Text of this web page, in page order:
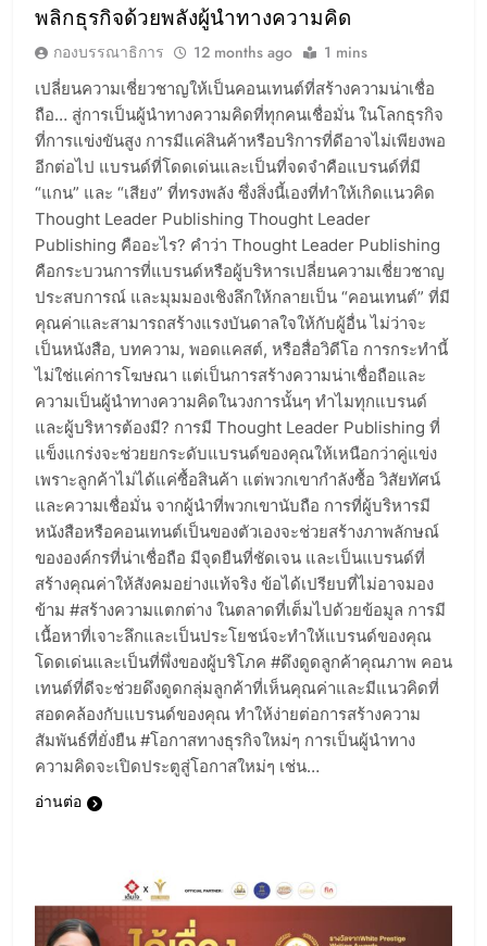
พลิกธุรกิจด้วยพลังผู้นำทางความคิด
กองบรรณาธิการ 12 months ago 1 mins
เปลี่ยนความเชี่ยวชาญให้เป็นคอนเทนต์ที่สร้างความน่าเชื่อ
ถือ… สู่การเป็นผู้นำทางความคิดที่ทุกคนเชื่อมั่น ในโลกธุรกิจ
ที่การแข่งขันสูง การมีแค่สินค้าหรือบริการที่ดีอาจไม่เพียงพอ
อีกต่อไป แบรนด์ที่โดดเด่นและเป็นที่จดจำคือแบรนด์ที่มี
“แกน” และ “เสียง” ที่ทรงพลัง ซึ่งสิ่งนี้เองที่ทำให้เกิดแนวคิด
Thought Leader Publishing Thought Leader
Publishing คืออะไร? คำว่า Thought Leader Publishing
คือกระบวนการที่แบรนด์หรือผู้บริหารเปลี่ยนความเชี่ยวชาญ
ประสบการณ์ และมุมมองเชิงลึกให้กลายเป็น “คอนเทนต์” ที่มี
คุณค่าและสามารถสร้างแรงบันดาลใจให้กับผู้อื่น ไม่ว่าจะ
เป็นหนังสือ, บทความ, พอดแคสต์, หรือสื่อวิดีโอ การกระทำนี้
ไม่ใช่แค่การโฆษณา แต่เป็นการสร้างความน่าเชื่อถือและ
ความเป็นผู้นำทางความคิดในวงการนั้นๆ ทำไมทุกแบรนด์
และผู้บริหารต้องมี? การมี Thought Leader Publishing ที่
แข็งแกร่งจะช่วยยกระดับแบรนด์ของคุณให้เหนือกว่าคู่แข่ง
เพราะลูกค้าไม่ได้แค่ซื้อสินค้า แต่พวกเขากำลังซื้อ วิสัยทัศน์
และความเชื่อมั่น จากผู้นำที่พวกเขานับถือ การที่ผู้บริหารมี
หนังสือหรือคอนเทนต์เป็นของตัวเองจะช่วยสร้างภาพลักษณ์
ขององค์กรที่น่าเชื่อถือ มีจุดยืนที่ชัดเจน และเป็นแบรนด์ที่
สร้างคุณค่าให้สังคมอย่างแท้จริง ข้อได้เปรียบที่ไม่อาจมอง
ข้าม #สร้างความแตกต่าง ในตลาดที่เต็มไปด้วยข้อมูล การมี
เนื้อหาที่เจาะลึกและเป็นประโยชน์จะทำให้แบรนด์ของคุณ
โดดเด่นและเป็นที่พึ่งของผู้บริโภค #ดึงดูดลูกค้าคุณภาพ คอน
เทนต์ที่ดีจะช่วยดึงดูดกลุ่มลูกค้าที่เห็นคุณค่าและมีแนวคิดที่
สอดคล้องกับแบรนด์ของคุณ ทำให้ง่ายต่อการสร้างความ
สัมพันธ์ที่ยั่งยืน #โอกาสทางธุรกิจใหม่ๆ การเป็นผู้นำทาง
ความคิดจะเปิดประตูสู่โอกาสใหม่ๆ เช่น…
อ่านต่อ